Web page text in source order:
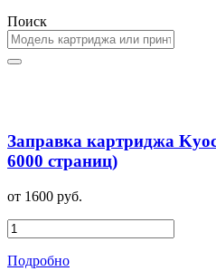
Поиск
Заправка картриджа
6000 страниц)
от 1600 руб.
Подробно